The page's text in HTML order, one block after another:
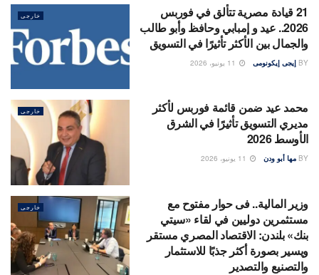
خارجى
21 قيادة مصرية تتألق في فوربس
2026.. عيد و إمبابي وحافظ وأبو طالب
والجمال بين الأكثر تأثيرًا في التسويق
BY إيجى إيكونومى
خارجى
محمد عيد ضمن قائمة فوربس لأكثر
مديري التسويق تأثيرًا في الشرق
الأوسط 2026
BY مها أبو ودن
خارجى
وزير المالية.. فى حوار مفتوح مع
مستثمرين دوليين في لقاء «سيتي
بنك» بلندن: الاقتصاد المصري مستقر
ويسير بصورة أكثر جذبًا للاستثمار
والتصنيع والتصدير